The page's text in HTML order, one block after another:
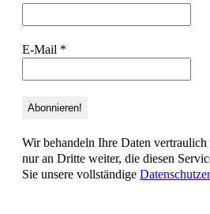
E-Mail *
Wir behandeln Ihre Daten
nur an Dritte weiter, die diesen
Sie unsere vollständige